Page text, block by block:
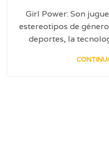
Girl Power: Son
estereotipos de
deportes, la